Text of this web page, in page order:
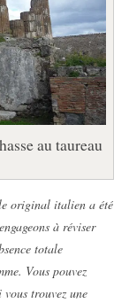
au taureau
original italien a été
à réviser
totale
Vous pouvez
trouvez une